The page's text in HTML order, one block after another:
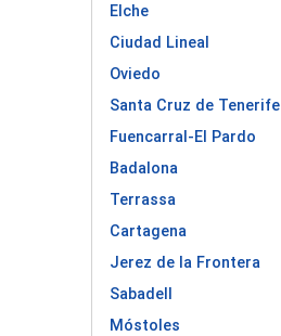
Elche
Ciudad Lineal
Oviedo
Santa Cruz de Tenerife
Fuencarral-El Pardo
Badalona
Terrassa
Cartagena
Jerez de la Frontera
Sabadell
Móstoles